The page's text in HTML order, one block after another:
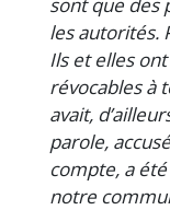
les autorités.
Ils et elles
révocables à
avait,
parole,
compte, a
notre